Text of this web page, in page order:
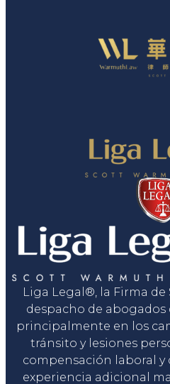
Liga Legal®, la Firma
despacho de
principalmente en los
tránsito y lesiones
compensación laboral y
experiencia adicional